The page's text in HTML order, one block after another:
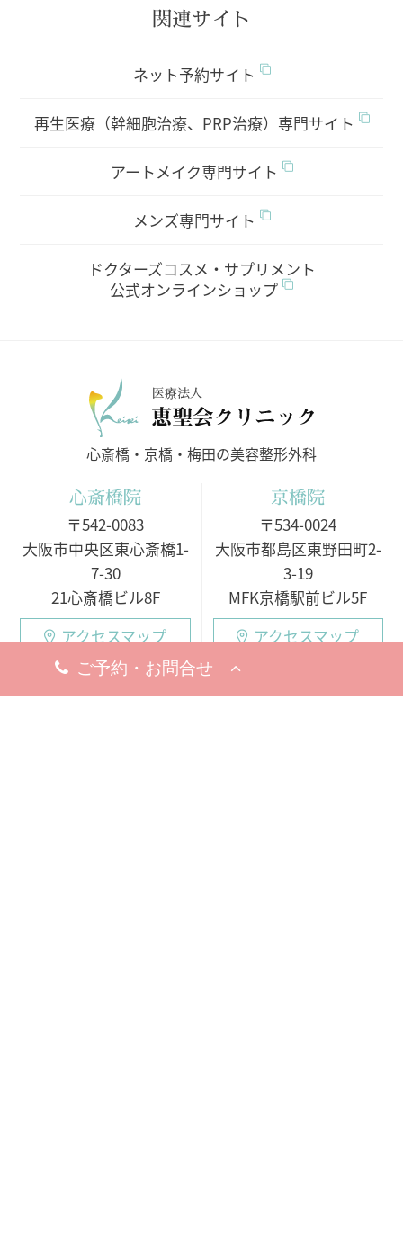
関連サイト
ネット予約サイト
再生医療（幹細胞治療、PRP治療）専門サイト
アートメイク専門サイト
メンズ専門サイト
ドクターズコスメ・サプリメント
公式オンラインショップ
医療法人
心斎橋・京橋・梅田の美容整形外科
心斎橋院
〒542-0083
大阪市中央区東心斎橋1-
7-30
21心斎橋ビル8F
アクセスマップ
今すぐ電話する
10:00 - 19:00
京橋院
〒534-0024
大阪市都島区東野田町2-
3-19
MFK京橋駅前ビル5F
アクセスマップ
10:00 - 19:00